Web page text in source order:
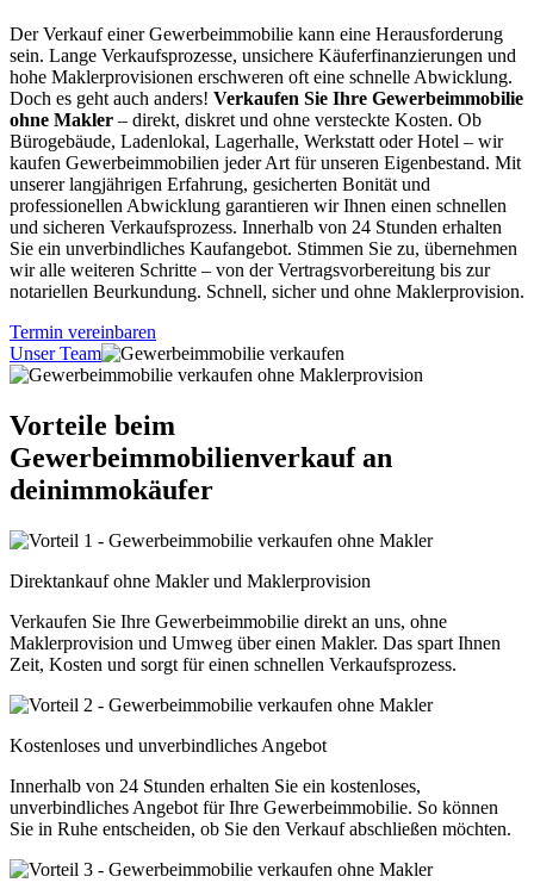
Der Verkauf einer Gewerbeimmobilie kann eine Herausforderung
sein. Lange Verkaufsprozesse, unsichere Käuferfinanzierungen und
hohe Maklerprovisionen erschweren oft eine schnelle Abwicklung.
Doch es geht auch anders! Verkaufen Sie Ihre Gewerbeimmobilie
ohne Makler – direkt, diskret und ohne versteckte Kosten. Ob
Bürogebäude, Ladenlokal, Lagerhalle, Werkstatt oder Hotel – wir
kaufen Gewerbeimmobilien jeder Art für unseren Eigenbestand. Mit
unserer langjährigen Erfahrung, gesicherten Bonität und
professionellen Abwicklung garantieren wir Ihnen einen schnellen
und sicheren Verkaufsprozess. Innerhalb von 24 Stunden erhalten
Sie ein unverbindliches Kaufangebot. Stimmen Sie zu, übernehmen
wir alle weiteren Schritte – von der Vertragsvorbereitung bis zur
notariellen Beurkundung. Schnell, sicher und ohne Maklerprovision.
Termin vereinbaren
Unser Team
Vorteile beim
Gewerbeimmobilienverkauf an
deinimmokäufer
Direktankauf ohne Makler und Maklerprovision
Verkaufen Sie Ihre Gewerbeimmobilie direkt an uns, ohne
Maklerprovision und Umweg über einen Makler. Das spart Ihnen
Zeit, Kosten und sorgt für einen schnellen Verkaufsprozess.
Kostenloses und unverbindliches Angebot
Innerhalb von 24 Stunden erhalten Sie ein kostenloses,
unverbindliches Angebot für Ihre Gewerbeimmobilie. So können
Sie in Ruhe entscheiden, ob Sie den Verkauf abschließen möchten.